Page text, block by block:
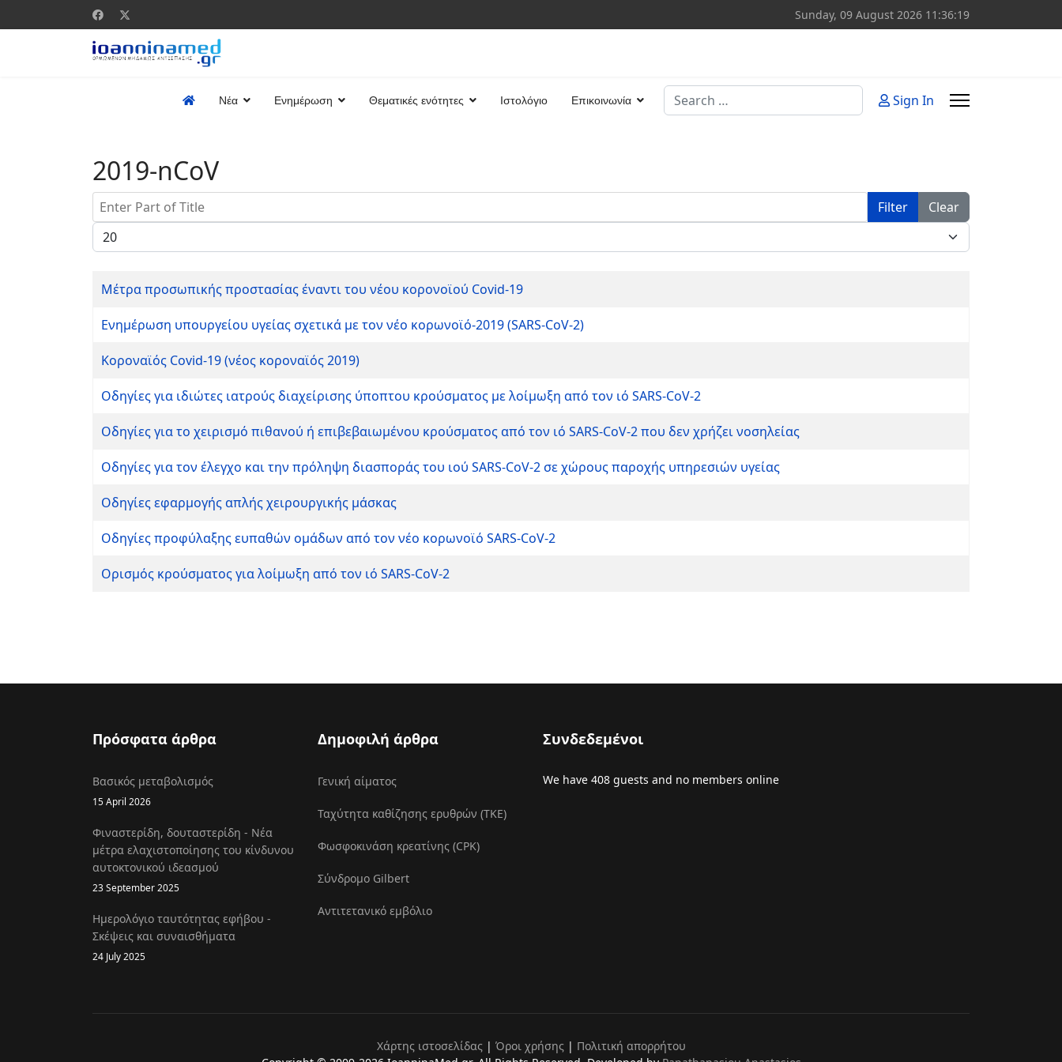
Sunday, 09 August 2026 11:36:19
Νέα Ενημέρωση Θεματικές ενότητες Ιστολόγιο Επικοινωνία
Search
Sign In
2019-nCoV
Enter Part of Title Filter
Clear
Display #
Mέτρα προσωπικής προστασίας έναντι του νέου κορονοϊού Covid-19
Ενημέρωση υπουργείου υγείας σχετικά με τον νέο κορωνοϊό-2019 (SARS-CoV-2)
Κοροναϊός Covid-19 (νέος κοροναϊός 2019)
Οδηγίες για ιδιώτες ιατρούς διαχείρισης ύποπτου κρούσματος με λοίμωξη από τον ιό SARS-CoV-2
Οδηγίες για το χειρισμό πιθανού ή επιβεβαιωμένου κρούσματος από τον ιό SARS-CoV-2 που δεν χρήζει νοσηλείας
Οδηγίες για τον έλεγχο και την πρόληψη διασποράς του ιού SARS-CoV-2 σε χώρους παροχής υπηρεσιών υγείας
Οδηγίες εφαρμογής απλής χειρουργικής μάσκας
Οδηγίες προφύλαξης ευπαθών ομάδων από τον νέο κορωνοϊό SARS-CoV-2
Ορισμός κρούσματος για λοίμωξη από τον ιό SARS-CoV-2
Πρόσφατα άρθρα
Βασικός μεταβολισμός
15 April 2026
Φιναστερίδη, δουταστερίδη - Νέα
μέτρα ελαχιστοποίησης του κίνδυνου
αυτοκτονικού ιδεασμού
23 September 2025
Ημερολόγιο ταυτότητας εφήβου -
Σκέψεις και συναισθήματα
24 July 2025
Δημοφιλή άρθρα
Γενική αίματος
Ταχύτητα καθίζησης ερυθρών (ΤΚΕ)
Φωσφοκινάση κρεατίνης (CPK)
Σύνδρομο Gilbert
Αντιτετανικό εμβόλιο
Συνδεδεμένοι
We have 408 guests and no members online
Χάρτης ιστοσελίδας| Όροι χρήσης| Πολιτική απορρήτου